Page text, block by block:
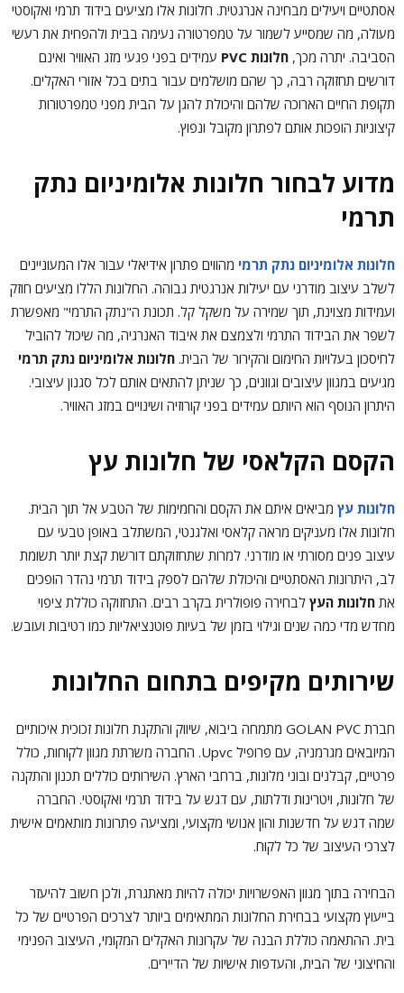
אסתטיים ויעילים מבחינה אנרגטית. חלונות אלו מציעים בידוד תרמי ואקוסטי
מעולה, מה שמסייע לשמור על טמפרטורה נעימה בבית ולהפחית את רעשי
הסביבה. יתרה מכך, חלונות PVC
עמידים בפני פגעי מזג האוויר ואינם
דורשים תחזוקה רבה, כך שהם מושלמים עבור בתים בכל אזורי האקלים.
תקופת החיים הארוכה שלהם והיכולת להגן על הבית מפני טמפרטורות
קיצוניות הופכות אותם לפתרון מקובל ונפוץ.
מדוע לבחור חלונות אלומיניום נתק
תרמי
חלונות אלומיניום נתק תרמי מהווים פתרון אידיאלי עבור אלו המעוניינים
לשלב עיצוב מודרני עם יעילות אנרגטית גבוהה. החלונות הללו מציעים חוזק
ועמידות מצוינת, תוך שמירה על משקל קל. תכונת ה"נתק התרמי" מאפשרת
לשפר את הבידוד התרמי ולצמצם את איבוד האנרגיה, מה שיכול להוביל
לחיסכון בעלויות החימום והקירור של הבית. חלונות אלומיניום נתק תרמי
מגיעים במגוון עיצובים וגוונים, כך שניתן להתאים אותם לכל סגנון עיצובי.
היתרון הנוסף הוא היותם עמידים בפני קורוזיה ושינויים במזג האוויר.
הקסם הקלאסי של חלונות עץ
חלונות עץ מביאים איתם את הקסם והחמימות של הטבע אל תוך הבית.
חלונות אלו מעניקים מראה קלאסי ואלגנטי, המשתלב באופן טבעי עם
עיצוב פנים מסורתי או מודרני. למרות שתחזוקתם דורשת קצת יותר תשומת
לב, היתרונות האסתטיים והיכולת שלהם לספק בידוד תרמי נהדר הופכים
את חלונות העץ לבחירה פופולרית בקרב רבים. התחזוקה כוללת ציפוי
מחדש מדי כמה שנים וגילוי בזמן של בעיות פוטנציאליות כמו רטיבות ועובש.
שירותים מקיפים בתחום החלונות
חברת GOLAN PVC מתמחה ביבוא, שיווק והתקנת חלונות זכוכית איכותיים
המיובאים מגרמניה, עם פרופיל Upvc. החברה משרתת מגוון לקוחות, כולל
פרטיים, קבלנים ובוני מלונות, ברחבי הארץ. השירותים כוללים תכנון והתקנה
של חלונות, ויטרינות ודלתות, עם דגש על בידוד תרמי ואקוסטי. החברה
שמה דגש על חדשנות והון אנושי מקצועי, ומציעה פתרונות מותאמים אישית
לצרכי העיצוב של כל לקוח.
הבחירה בתוך מגוון האפשרויות יכולה להיות מאתגרת, ולכן חשוב להיעזר
בייעוץ מקצועי בבחירת החלונות המתאימים ביותר לצרכים הפרטיים של כל
בית. ההתאמה כוללת הבנה של עקרונות האקלים המקומי, העיצוב הפנימי
והחיצוני של הבית, והעדפות אישיות של הדיירים.